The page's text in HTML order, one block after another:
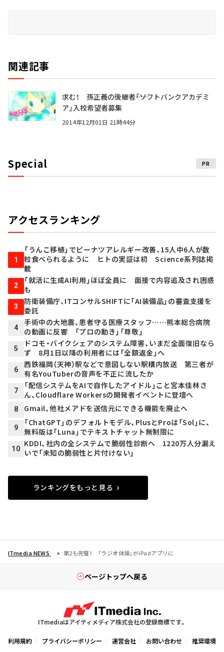
関連記事
求む！ 孫正義の後継者――「ソフトバンクアカデミ
ア」入校希望者募集
2014年12月01日 21時44分
Special PR
アクセスランキング
1
「うんこ移植」でピーナツアレルギー改善、15人中6人が数
粒食べられるように ヒトの実証は初 Science系列誌掲
載
2
「就活に生成AI利用」ほぼ全員に 面接で内容追及され困惑
も
3
防衛装備庁、ITコンサルSHIFTに「AI装備品」の審査支援を
委託
4
手術中の大地震、患者守る医療スタッフ……熊本総合病院
の動画に反響 「プロの動き」「尊敬」
5
ドコモ・バイクシェアのシステム障害、いまだ全面復旧なら
ず 8月1日以降の利用者には「全額返金」へ
6
西鉄福岡（天神）駅などで意図しない駅構内放送 第三者が
有名YouTuberの音声を不正に流したか
7
「配信システムをAIで自作したアイドル」こと宮本佳林さ
ん、Cloudflare Workersの開発者イベントに登壇へ
8 Gmail、他社メアドを送信元にできる機能を廃止へ
9
「ChatGPT」のデフォルトモデル、PlusとProは「Sol」に、
無料版は「Luna」でテキストチャット無制限に
10
KDDI、社内の全システムで脆弱性診断へ 1220万人分漏え
いで「未知の脆弱性と片付けない」
ランキングをもっと見る
ITmedia NEWS 第2も完璧！ 「ラジオ体操」がiPadアプリに
ページトップへ戻る
ITmediaはアイティメディア株式会社の登録商標です。
利用規約 プライバシーポリシー 運営会社 お問い合わせ 推奨環境